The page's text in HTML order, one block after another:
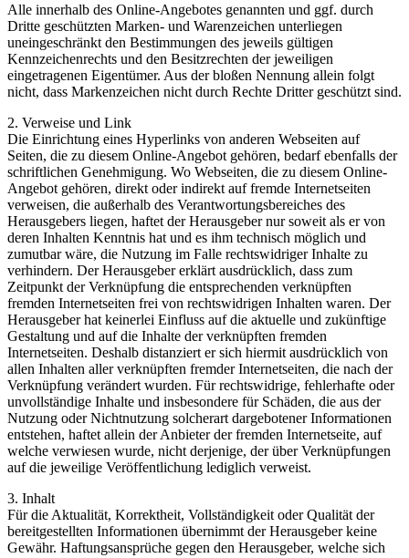
Alle innerhalb des Online-Angebotes genannten und ggf. durch
Dritte geschützten Marken- und Warenzeichen unterliegen
uneingeschränkt den Bestimmungen des jeweils gültigen
Kennzeichenrechts und den Besitzrechten der jeweiligen
eingetragenen Eigentümer. Aus der bloßen Nennung allein folgt
nicht, dass Markenzeichen nicht durch Rechte Dritter geschützt sind.
2. Verweise und Link
Die Einrichtung eines Hyperlinks von anderen Webseiten auf
Seiten, die zu diesem Online-Angebot gehören, bedarf ebenfalls der
schriftlichen Genehmigung. Wo Webseiten, die zu diesem Online-
Angebot gehören, direkt oder indirekt auf fremde Internetseiten
verweisen, die außerhalb des Verantwortungsbereiches des
Herausgebers liegen, haftet der Herausgeber nur soweit als er von
deren Inhalten Kenntnis hat und es ihm technisch möglich und
zumutbar wäre, die Nutzung im Falle rechtswidriger Inhalte zu
verhindern. Der Herausgeber erklärt ausdrücklich, dass zum
Zeitpunkt der Verknüpfung die entsprechenden verknüpften
fremden Internetseiten frei von rechtswidrigen Inhalten waren. Der
Herausgeber hat keinerlei Einfluss auf die aktuelle und zukünftige
Gestaltung und auf die Inhalte der verknüpften fremden
Internetseiten. Deshalb distanziert er sich hiermit ausdrücklich von
allen Inhalten aller verknüpften fremder Internetseiten, die nach der
Verknüpfung verändert wurden. Für rechtswidrige, fehlerhafte oder
unvollständige Inhalte und insbesondere für Schäden, die aus der
Nutzung oder Nichtnutzung solcherart dargebotener Informationen
entstehen, haftet allein der Anbieter der fremden Internetseite, auf
welche verwiesen wurde, nicht derjenige, der über Verknüpfungen
auf die jeweilige Veröffentlichung lediglich verweist.
3. Inhalt
Für die Aktualität, Korrektheit, Vollständigkeit oder Qualität der
bereitgestellten Informationen übernimmt der Herausgeber keine
Gewähr. Haftungsansprüche gegen den Herausgeber, welche sich